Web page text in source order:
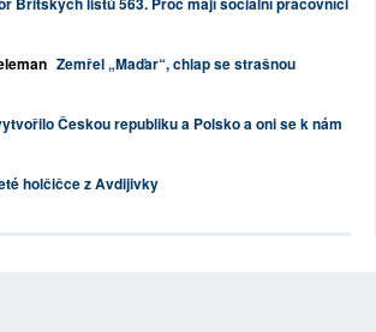
Zemřel „Maďar“, chlap se strašnou
Českou republiku a Polsko a oni se k nám
holčičce z Avdijivky